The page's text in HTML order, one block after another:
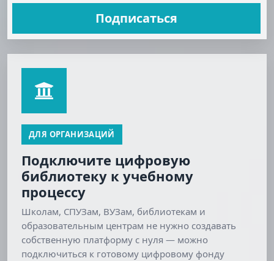
Подписаться
ДЛЯ ОРГАНИЗАЦИЙ
Подключите цифровую
библиотеку к учебному
процессу
Школам, СПУЗам, ВУЗам, библиотекам и
образовательным центрам не нужно создавать
собственную платформу с нуля — можно
подключиться к готовому цифровому фонду